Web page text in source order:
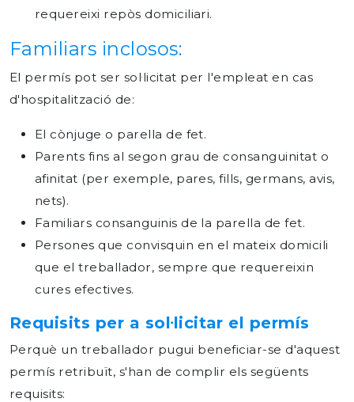
requereixi repòs domiciliari.
Familiars inclosos:
El permís pot ser sol·licitat per l'empleat en cas
d'hospitalització de:
El cònjuge o parella de fet.
Parents fins al segon grau de consanguinitat o
afinitat (per exemple, pares, fills, germans, avis,
nets).
Familiars consanguinis de la parella de fet.
Persones que convisquin en el mateix domicili
que el treballador, sempre que requereixin
cures efectives.
Requisits per a sol·licitar el permís
Perquè un treballador pugui beneficiar-se d'aquest
permís retribuït, s'han de complir els següents
requisits: